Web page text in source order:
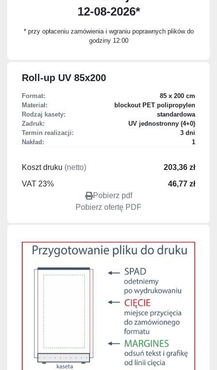
12-08-2026*
* przy opłaceniu zamówienia i wgraniu poprawnych plików do
godziny 12:00
Roll-up UV 85x200
Format:
85 x 200 cm
Materiał:
blockout PET polipropylen
Rodzaj kasety:
standardowa
Zadruk:
UV jednostronny (4+0)
Termin realizacji:
3 dni
Nakład:
1
Koszt druku (netto)
203,36 zł
VAT 23%
46,77 zł
Pobierz pdf
Pobierz ofertę PDF